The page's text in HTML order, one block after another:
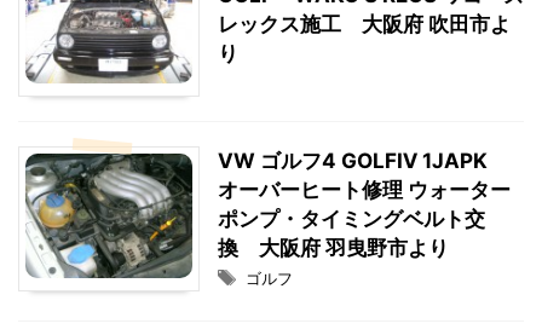
レックス施工 大阪府 吹田市よ
り
VW ゴルフ4 GOLFⅣ 1JAPK
オーバーヒート修理 ウォーター
ポンプ・タイミングベルト交
換 大阪府 羽曳野市より
ゴルフ